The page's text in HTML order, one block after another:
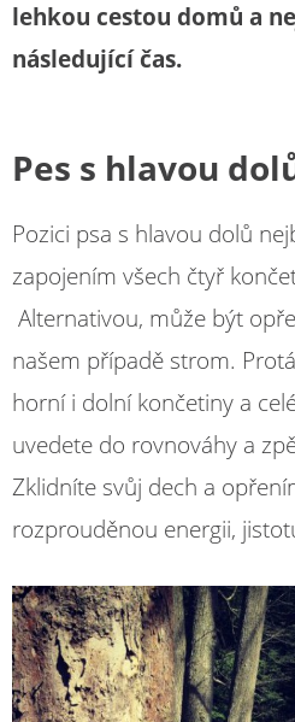
lehkou cestou domů a
následující čas.
Pes s hlavou
Pozici psa s hlavou dolů
zapojením všech čtyř
Alternativou, může být
našem případě strom.
horní i dolní končetiny a
uvedete do rovnováhy a
Zklidníte svůj dech a
rozprouděnou energii,